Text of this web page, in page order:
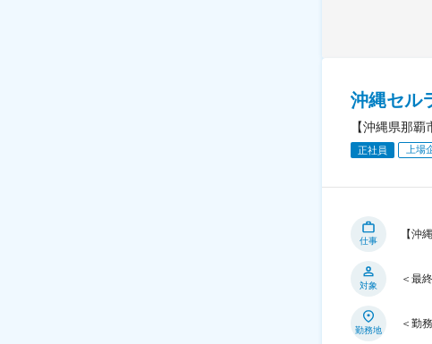
沖縄セル
【沖縄県那
正社員 上場
仕事
【沖
対象
＜最
勤務地
＜勤